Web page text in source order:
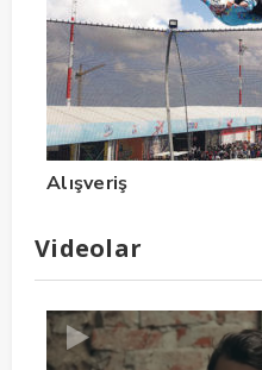
Alışveriş
Videolar